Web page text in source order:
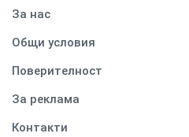
За нас
Общи условия
Поверителност
За реклама
Контакти